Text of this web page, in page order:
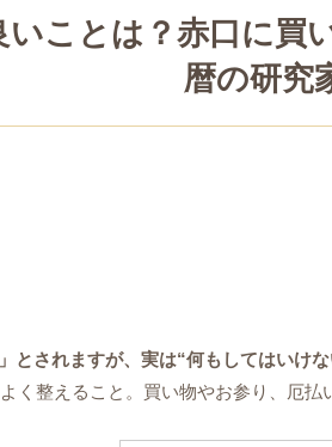
いことは？赤口に
暦の研究
とされますが、実は“何もしてはいけな
く整えること。買い物やお参り、厄